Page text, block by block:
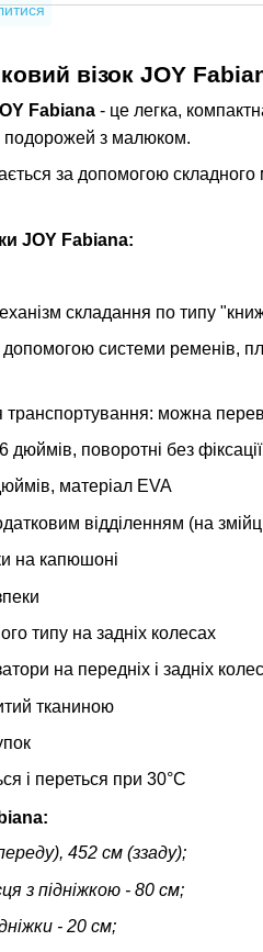
візок JOY
Fabiana - це легка,
подорожей з малюком.
за допомогою складного
JOY Fabiana:
складання по типу
допомогою системи ременів,
транспортування: можна
дюймів, поворотні без
матеріал EVA
відділенням (на
на капюшоні
типу на задніх колесах
на передніх і задніх
тканиною
і переться при 30°С
452 см (ззаду);
з підніжкою - 80 см;
- 20 см;